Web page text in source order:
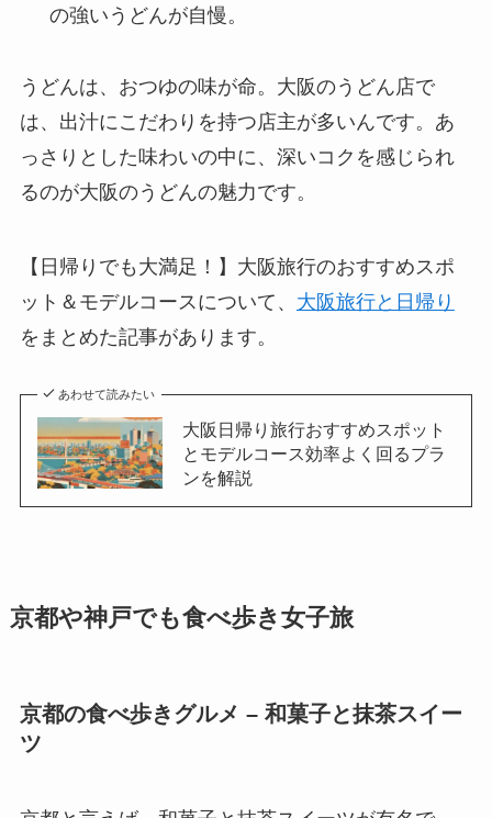
の強いうどんが自慢。
うどんは、おつゆの味が命。大阪のうどん店で
は、出汁にこだわりを持つ店主が多いんです。あ
っさりとした味わいの中に、深いコクを感じられ
るのが大阪のうどんの魅力です。
【日帰りでも大満足！】大阪旅行のおすすめスポ
ット＆モデルコースについて、 大阪旅行と日帰り
をまとめた記事があります。
あわせて読みたい
大阪日帰り旅行おすすめスポット
とモデルコース効率よく回るプラ
ンを解説
京都や神戸でも食べ歩き女子旅
京都の食べ歩きグルメ – 和菓子と抹茶スイー
ツ